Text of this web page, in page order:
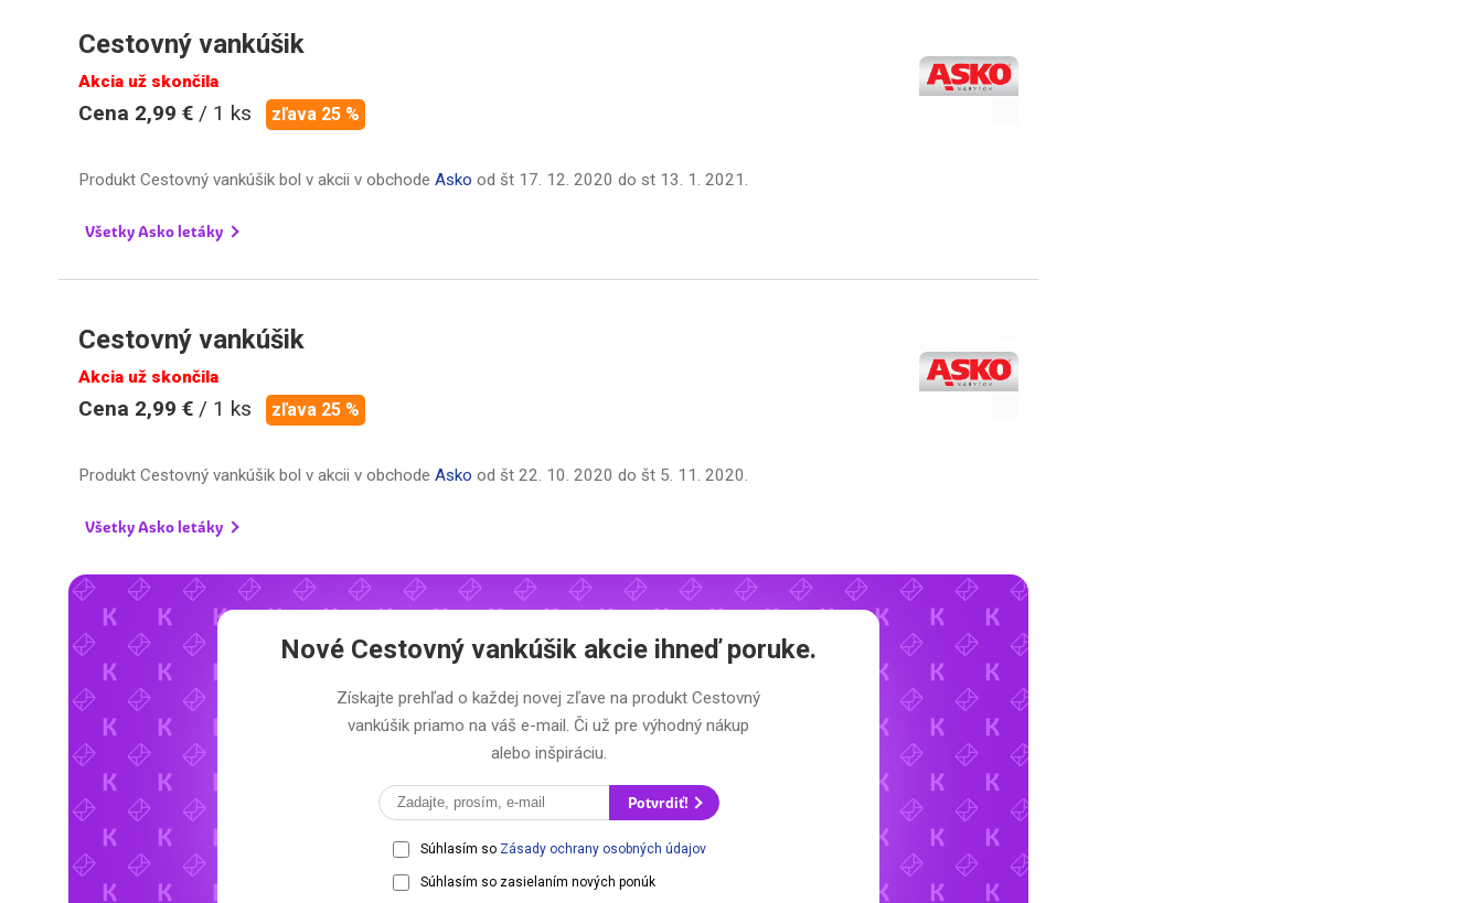
Cestovný vankúšik
Akcia už skončila
Cena 2,99 € / 1 ks zľava 25 %
Produkt Cestovný vankúšik bol v akcii v obchode Asko od št 17. 12. 2020 do st 13. 1. 2021 .
Všetky Asko letáky
Cestovný vankúšik
Akcia už skončila
Cena 2,99 € / 1 ks zľava 25 %
Produkt Cestovný vankúšik bol v akcii v obchode Asko od št 22. 10. 2020 do št 5. 11. 2020.
Všetky Asko letáky
Nové Cestovný vankúšik akcie ihneď poruke.
Získajte prehľad o každej novej zľave na produkt Cestovný
vankúšik priamo na váš e-mail. Či už pre výhodný nákup
alebo inšpiráciu.
Potvrdiť!
Súhlasím so Zásady ochrany osobných údajov
Súhlasím so zasielaním nových ponúk